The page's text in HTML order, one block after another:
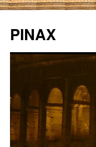
PINAX